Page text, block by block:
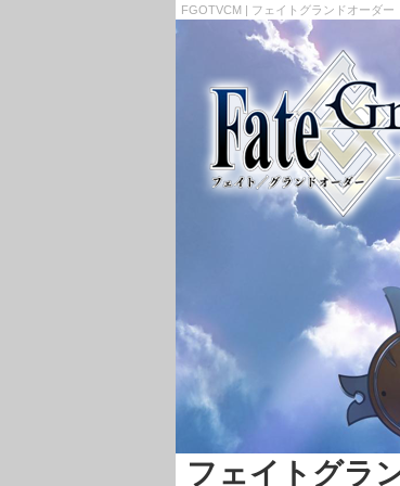
FGOTVCM | フェイトグランドオーダ
フェイトグラ